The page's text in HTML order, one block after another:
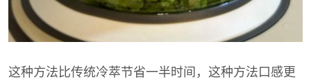
这种方法比传统冷萃节省一半时间，这种方法口感更